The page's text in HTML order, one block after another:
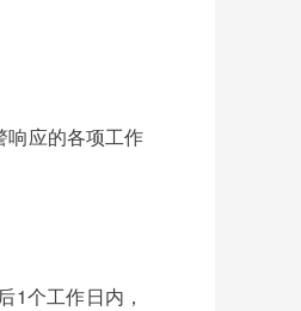
响应的各项工作
1个工作日内，